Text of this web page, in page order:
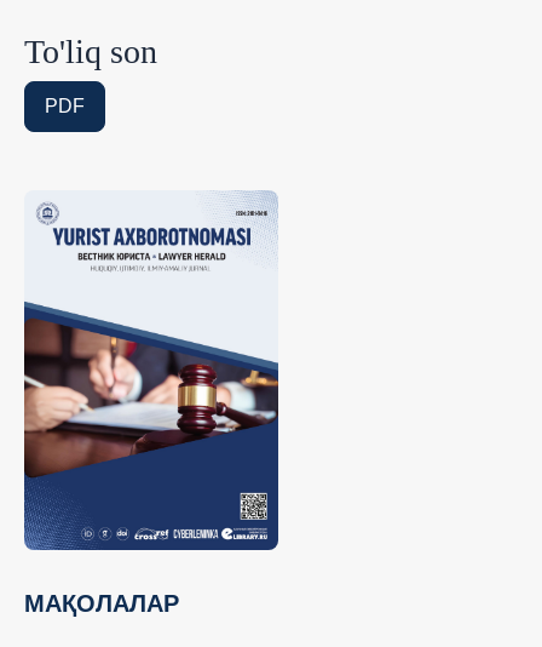
To'liq son
PDF
МАҚОЛАЛАР